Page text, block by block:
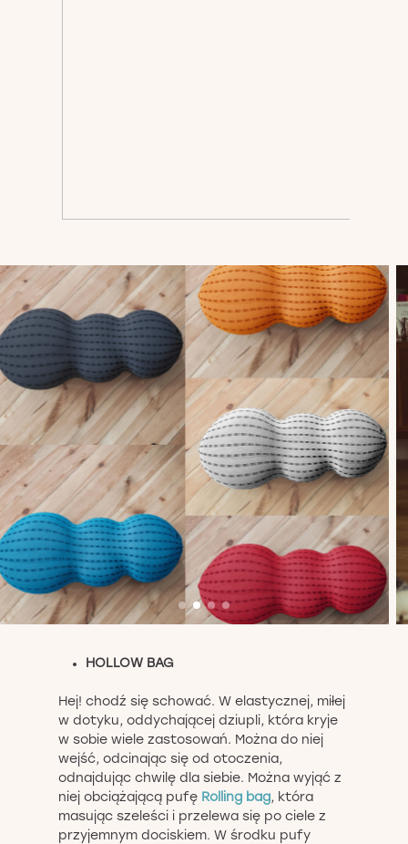
HOLLOW BAG
Hej! chodź się schować. W elastycznej, miłej
w dotyku, oddychającej dziupli, która kryje
w sobie wiele zastosowań. Można do niej
wejść, odcinając się od otoczenia,
odnajdując chwilę dla siebie. Można wyjąć z
niej obciążającą pufę Rolling bag, która
masując szeleści i przelewa się po ciele z
przyjemnym dociskiem. W środku pufy